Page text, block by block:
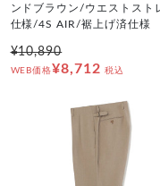
ンドブラウン/ウエストスト
仕様/4S AIR/裾上げ済仕様
¥10,890
WEB価格¥8,712 税込